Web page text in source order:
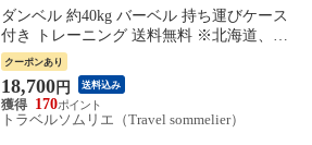
ダンベル 約40kg バーベル 持ち運びケース
付き トレーニング 送料無料 ※北海道、沖
縄県、離島を除く 【ロジ発送】 トラベル
ソムリエ w-tre5
クーポンあり
18,700円 送料込み
170
トラベルソムリエ（Travel sommelier）